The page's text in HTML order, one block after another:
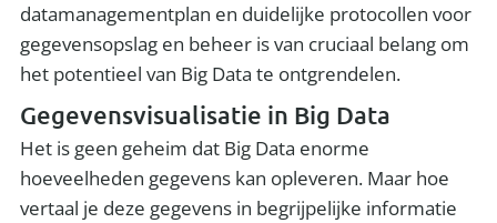
datamanagementplan en duidelijke protocollen voor
gegevensopslag en beheer is van cruciaal belang om
het potentieel van Big Data te ontgrendelen.
Gegevensvisualisatie in Big Data
Het is geen geheim dat Big Data enorme
hoeveelheden gegevens kan opleveren. Maar hoe
vertaal je deze gegevens in begrijpelijke informatie